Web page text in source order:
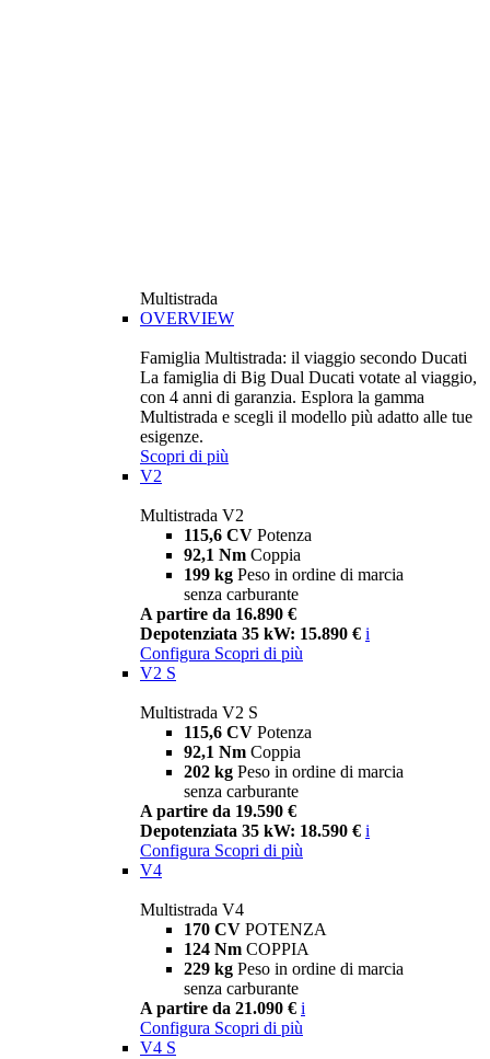
Multistrada
OVERVIEW
Famiglia Multistrada: il viaggio secondo Ducati
La famiglia di Big Dual Ducati votate al viaggio,
con 4 anni di garanzia. Esplora la gamma
Multistrada e scegli il modello più adatto alle tue
esigenze.
Scopri di più
V2
Multistrada V2
115,6 CV Potenza
92,1 Nm Coppia
199 kg Peso in ordine di marcia
senza carburante
A partire da 16.890 €
Depotenziata 35 kW: 15.890 € i
Configura Scopri di più
V2 S
Multistrada V2 S
115,6 CV Potenza
92,1 Nm Coppia
202 kg Peso in ordine di marcia
senza carburante
A partire da 19.590 €
Depotenziata 35 kW: 18.590 € i
Configura Scopri di più
V4
Multistrada V4
170 CV POTENZA
124 Nm COPPIA
229 kg Peso in ordine di marcia
senza carburante
A partire da 21.090 € i
Configura Scopri di più
V4 S